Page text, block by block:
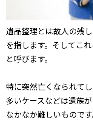
遺品整理とは故人の残
を指します。そしてこ
と呼びます。
特に突然亡くなられて
多いケースなどは遺族
なかなか難しいものです